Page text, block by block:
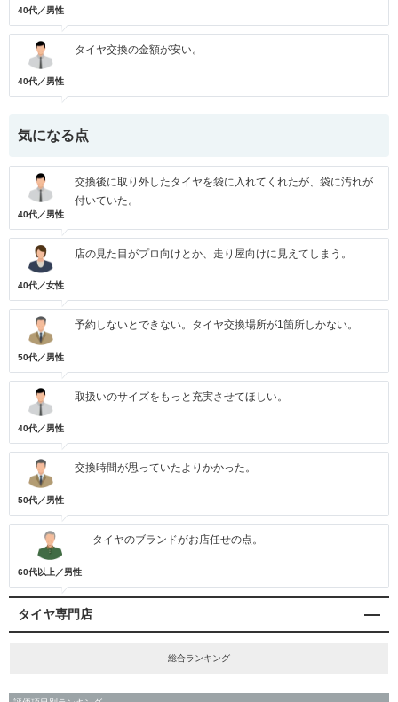
40代／男性
40代／男性
タイヤ交換の金額が安い。
気になる点
40代／男性
交換後に取り外したタイヤを袋に入れてくれたが、袋に汚れが
付いていた。
40代／女性
店の見た目がプロ向けとか、走り屋向けに見えてしまう。
50代／男性
予約しないとできない。タイヤ交換場所が1箇所しかない。
40代／男性
取扱いのサイズをもっと充実させてほしい。
50代／男性
交換時間が思っていたよりかかった。
60代以上／男性
タイヤのブランドがお店任せの点。
タイヤ専門店
総合ランキング